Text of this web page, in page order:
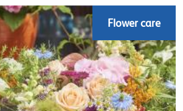
Flower care